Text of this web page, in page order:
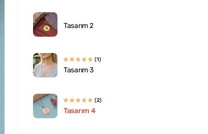
Tasarım 2
(1)
Tasarım 3
(2)
Tasarım 4